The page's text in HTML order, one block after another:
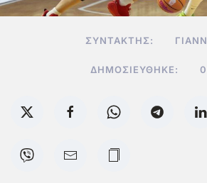
ΣΥΝΤΆΚΤΗΣ:
ΔΗΜΟΣΙΕΎΘΗΚΕ: